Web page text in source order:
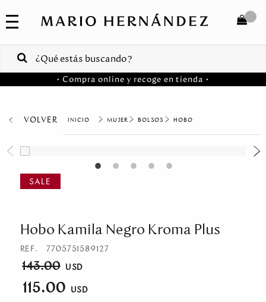
COLECCIONES
VENTAS
CORPORATIVAS
Venezuela
COMPRAR
• Compra online y recoge en tienda •
VOLVER MUJER BOLSOS HOBO
Hobo Kamila Negro Kroma Plus
REF. 7705751589127
143.00
115.00